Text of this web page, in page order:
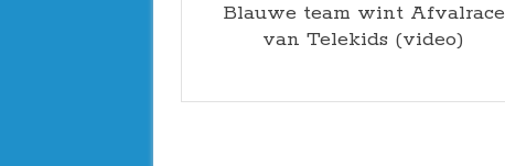
Blauwe team wint Afvalrace
van Telekids (video)